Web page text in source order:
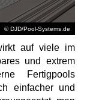
© DJD/Pool-Systems.de
auf viele im
und extrem
Fertigpools
einfacher und